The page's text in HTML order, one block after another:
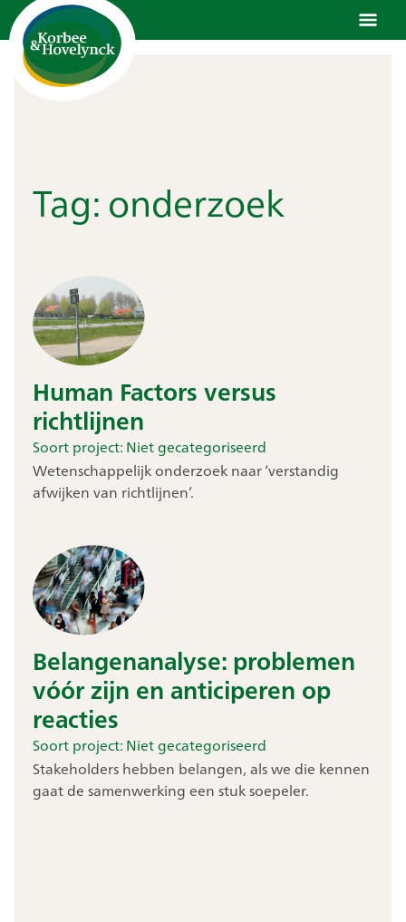
Ga
naar
inhoud
Tag:onderzoek
Human Factors versus
richtlijnen
Soort project:Niet gecategoriseerd
Wetenschappelijk onderzoek naar ‘verstandig
afwijken van richtlijnen’.
Belangenanalyse: problemen
vóór zijn en anticiperen op
reacties
Soort project:Niet gecategoriseerd
Stakeholders hebben belangen, als we die kennen
gaat de samenwerking een stuk soepeler.